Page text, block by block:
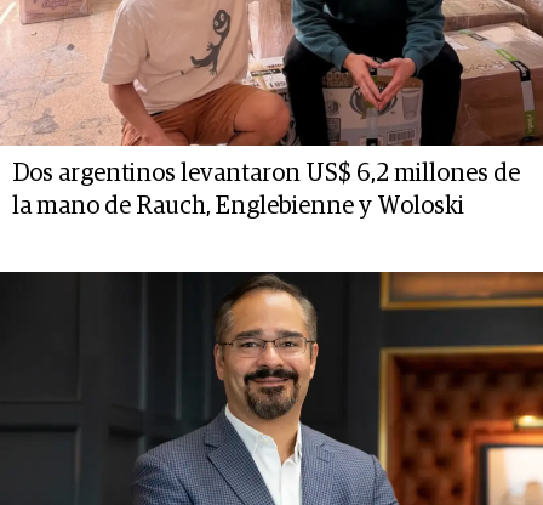
Dos argentinos levantaron US$ 6,2 millones de
la mano de Rauch, Englebienne y Woloski